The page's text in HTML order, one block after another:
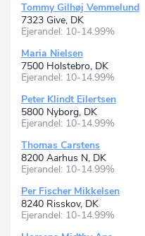
Tommy Gilhøj Vemmelund
7323 Give, DK
Ejerandel: 10-14.99%
Maria Nielsen
7500 Holstebro, DK
Ejerandel: 10-14.99%
Peter Klindt Eilertsen
5800 Nyborg, DK
Ejerandel: 10-14.99%
Thomas Carstens
8200 Aarhus N, DK
Ejerandel: 10-14.99%
Per Fischer Mikkelsen
8240 Risskov, DK
Ejerandel: 10-14.99%